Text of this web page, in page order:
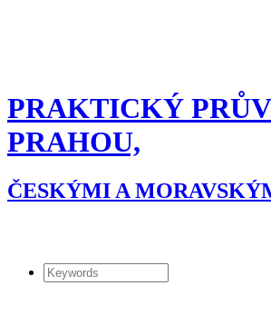
PRAKTICKÝ
PRAHOU,
ČESKÝMI A